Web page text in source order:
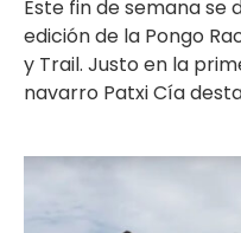
Este fin de semana
edición de la Pongo
y Trail. Justo en la
navarro Patxi Cía